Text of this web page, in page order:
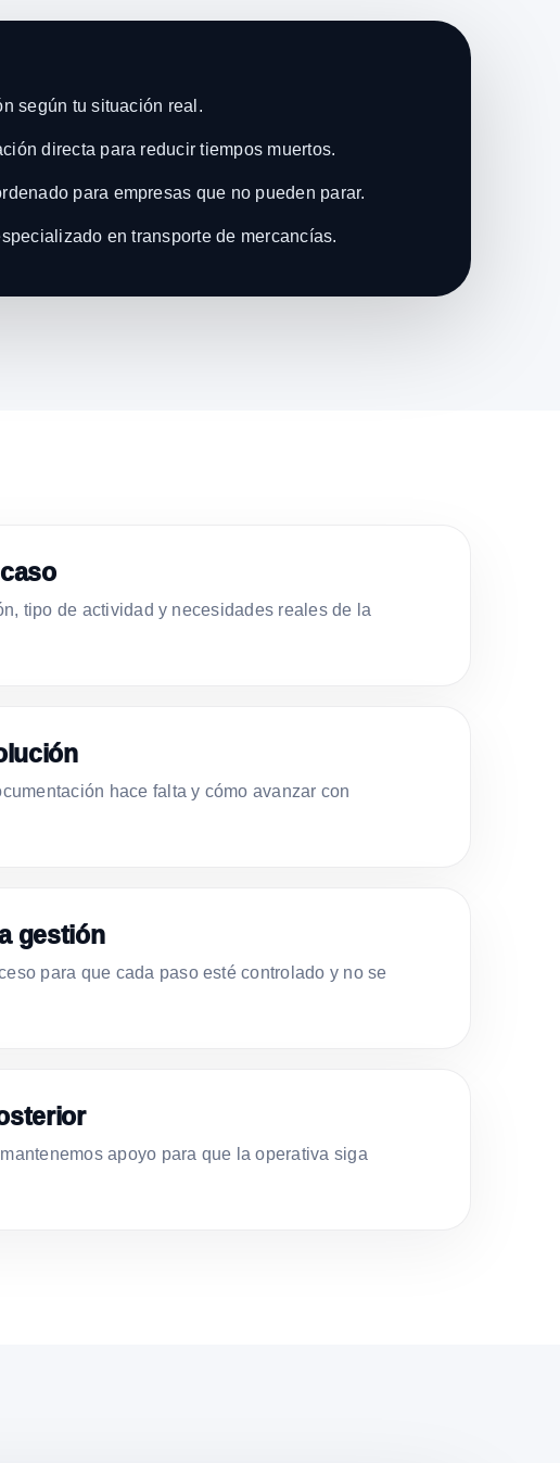
según tu situación real.
directa para reducir tiempos muertos.
para empresas que no pueden parar.
en transporte de mercancías.
tipo de actividad y necesidades reales de la
hace falta y cómo avanzar con
gestión
para que cada paso esté controlado y no se
apoyo para que la operativa siga